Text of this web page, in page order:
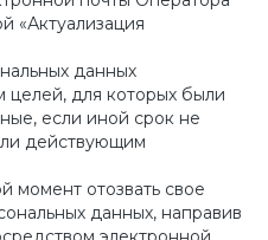
«Актуализация
данных
для которых были
если иной срок не
действующим
момент отозвать свое
данных, направив